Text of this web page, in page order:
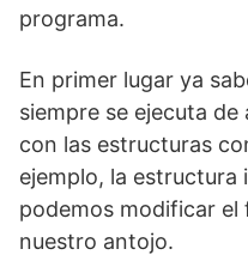
programa.
En primer lugar ya
siempre se ejecuta
con las estructuras
ejemplo, la
podemos modificar el
nuestro antojo.